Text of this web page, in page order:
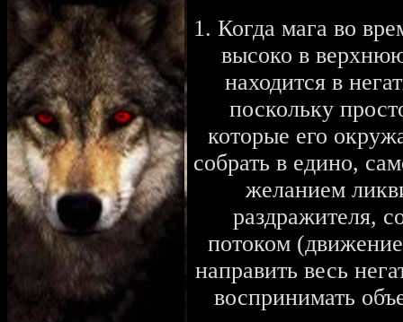
1. Когда мага во
высоко в
находится в
поскольку
которые его
собрать в едино,
желанием
раздражителя,
потоком
направить весь
воспринимать